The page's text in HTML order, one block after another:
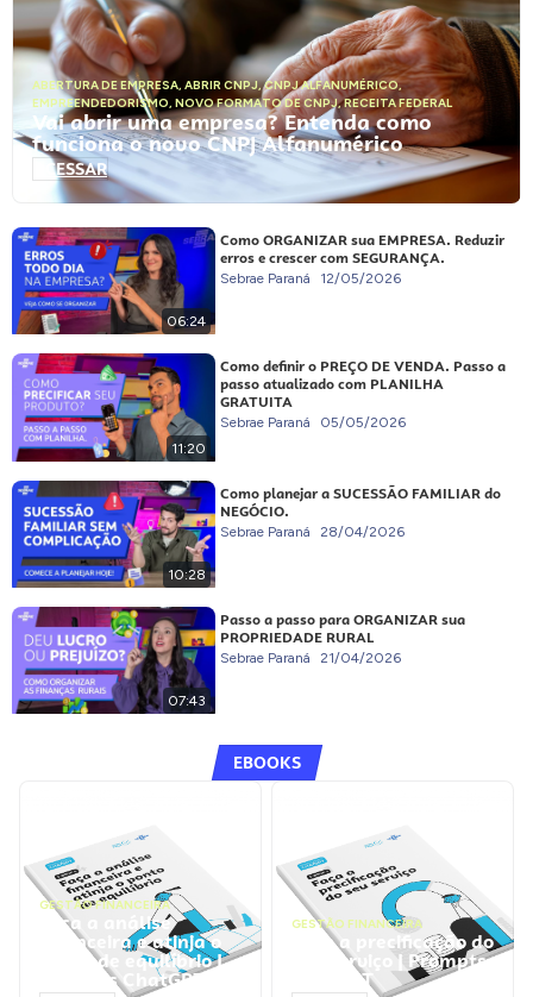
ABERTURA DE EMPRESA, ABRIR CNPJ,CNPJ ALFANUMÉRICO,
EMPREENDEDORISMO, NOVO FORMATO DE CNPJ,RECEITA FEDERAL
Vai abrir uma empresa? Entenda como
funciona o novo CNPJ Alfanumérico
ACESSAR
06:24
Como ORGANIZAR sua EMPRESA. Reduzir
erros e crescer com SEGURANÇA.
Sebrae Paraná 12/05/2026
11:20
Como definir o PREÇO DE VENDA. Passo a
passo atualizado com PLANILHA
GRATUITA
Sebrae Paraná 05/05/2026
10:28
Como planejar a SUCESSÃO FAMILIAR do
NEGÓCIO.
Sebrae Paraná 28/04/2026
07:43
Passo a passo para ORGANIZAR sua
PROPRIEDADE RURAL
Sebrae Paraná 21/04/2026
EBOOKS
GESTÃO FINANCEIRA
Faça a análise
financeira e atinja o
ponto de equilíbrio |
Prompts ChatGPT
GESTÃO FINANCEIRA
Faça a precificação do
seu serviço | Prompts
ChatGPT